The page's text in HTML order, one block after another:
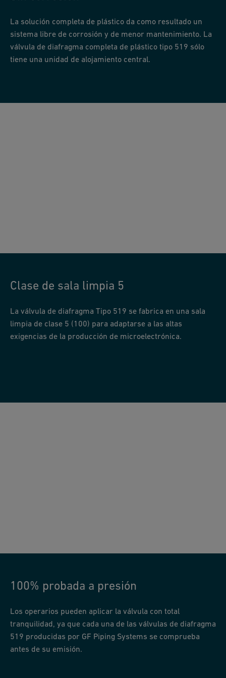
La solución completa de plástico da como resultado un
sistema libre de corrosión y de menor mantenimiento. La
válvula de diafragma completa de plástico tipo 519 sólo
tiene una unidad de alojamiento central.
Clase de sala limpia 5
La válvula de diafragma Tipo 519 se fabrica en una sala
limpia de clase 5 (100) para adaptarse a las altas
exigencias de la producción de microelectrónica.
100% probada a presión
Los operarios pueden aplicar la válvula con total
tranquilidad, ya que cada una de las válvulas de diafragma
519 producidas por GF Piping Systems se comprueba
antes de su emisión.